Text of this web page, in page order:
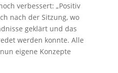
verbessert: „Positiv
nach der Sitzung, wo
geklärt und das
werden konnte. Alle
eigene Konzepte